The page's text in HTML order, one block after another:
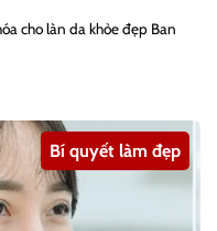
cho làn da khỏe đẹp Ban
Bí quyết làm đẹp